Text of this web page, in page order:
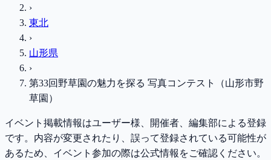
›
東北
›
山形県
›
第33回野草園の魅力を探る 写真コンテスト（山形市野
草園）
イベント掲載情報はユーザー様、開催者、編集部による登録
です。内容が変更されたり、誤って登録されている可能性が
あるため、イベント参加の際は公式情報をご確認ください。